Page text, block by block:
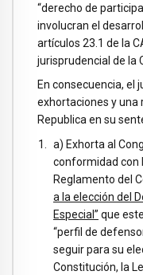
“derecho de
involucran el
artículos 23.1 de la
jurisprudencial de la
En consecuencia, el
exhortaciones y una
Republica en su
a) Exhorta al
conformidad con
Reglamento del
a la elección del
Especial” que
“perfil de
seguir para su
Constitución, la